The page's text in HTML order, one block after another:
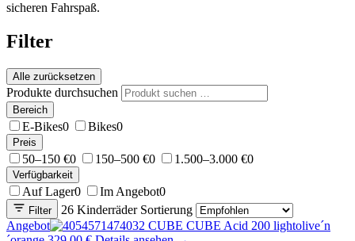
sicheren Fahrspaß.
Filter
Alle zurücksetzen
Produkte durchsuchen
Bereich
E-Bikes0 Bikes0
Preis
50–150 €0 150–500 €0 1.500–3.000 €0
Verfügbarkeit
Auf Lager0 Im Angebot0
Filter 26 Kinderräder Sortierung
Angebot
CUBE CUBE Acid 200 lightolive´n